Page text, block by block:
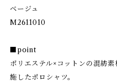
ベージュ
M2611010
■point
ポリエステル×コットンの混紡
施したポロシャツ。